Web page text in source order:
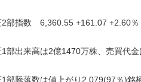
2部指数 6,360.55 +161.07 +2.60％
部出来高は2億1470万株、売買代金
1部騰落数は値上がり2,079(97％)銘